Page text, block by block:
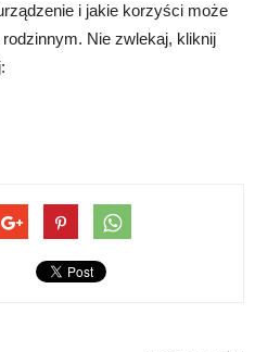
i jakie korzyści może
Nie zwlekaj, kliknij